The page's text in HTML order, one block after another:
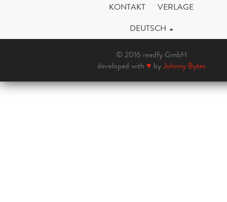
KONTAKT
VERLAGE
DEUTSCH
© 2016 readfy GmbH
developed with ♥ byJohnny Bytes